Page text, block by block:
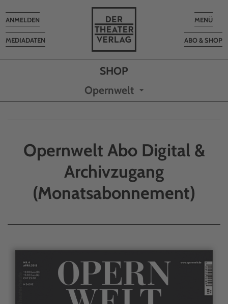
Toggle
MENÜ
ABO & SHOP
MEDIADATEN
Toggle
navigation
ANMELDEN
Opernwelt
Opernwelt Abo Digital &
Archivzugang
(Monatsabonnement)